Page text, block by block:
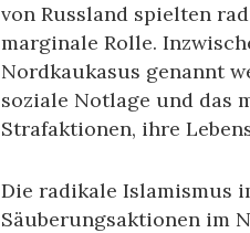
von Russland spielten
marginale Rolle.
Nordkaukasus genannt
soziale Notlage und das
Strafaktionen, ihre
Die radikale Islamismus
Säuberungsaktionen im